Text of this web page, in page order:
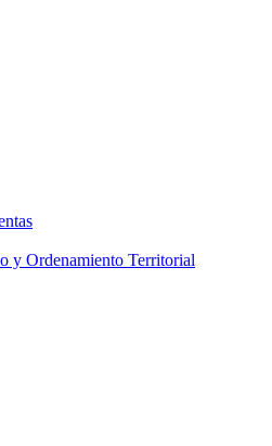
y Ordenamiento Territorial